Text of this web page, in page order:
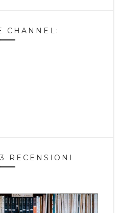
CHANNEL:
RECENSIONI